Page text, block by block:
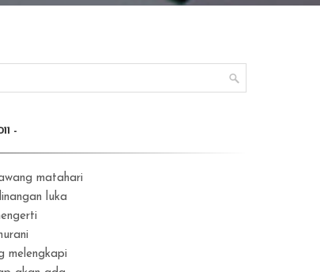
matahari
luka
melengkapi